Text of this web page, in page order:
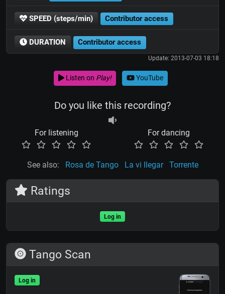
SPEED (steps/min) Contributor access
DURATION Contributor access
Update: 2013-07-03 18:18
Listen on Play! YouTube
Do you like this recording?
For listening For dancing
See also: Rosa de Tango La vi llegar Torrente
Ratings
Log in
Tango Scan
Log in